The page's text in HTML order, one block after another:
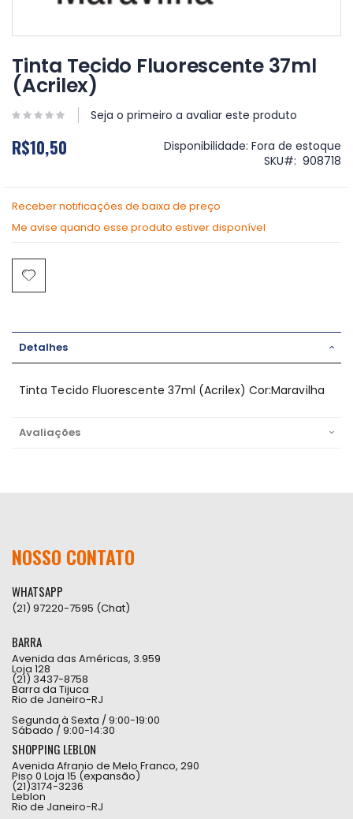
para
o
início
da
Galeria
imagens
Tinta Tecido Fluorescente 37ml
(Acrilex)
Seja o primeiro a avaliar este produto
R$10,50 Disponibilidade: Fora de estoque
SKU
908718
Receber notificações de baixa de preço
Me avise quando esse produto estiver disponível
Detalhes
Tinta Tecido Fluorescente 37ml (Acrilex) Cor:Maravilha
Avaliações
NOSSO CONTATO
WHATSAPP
(21) 97220-7595 (Chat)
BARRA
Avenida das Américas, 3.959
Loja 128
(21) 3437-8758
Barra da Tijuca
Rio de Janeiro-RJ
Segunda à Sexta / 9:00-19:00
Sábado / 9:00-14:30
SHOPPING LEBLON
Avenida Afranio de Melo Franco, 290
Piso 0 Loja 15 (expansão)
(21)3174-3236
Leblon
Rio de Janeiro-RJ